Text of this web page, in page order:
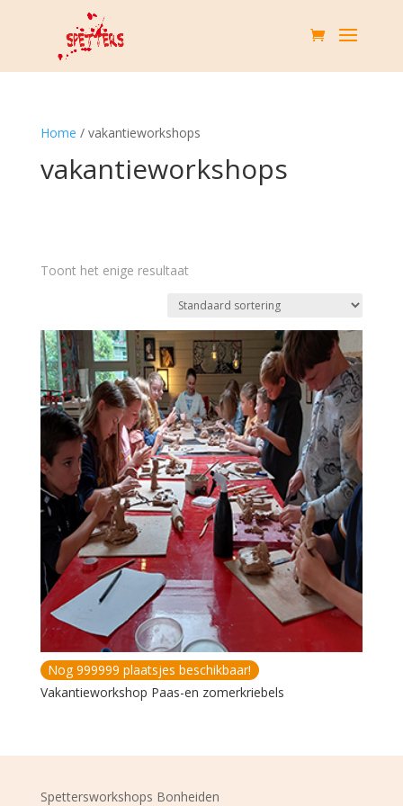
Home / vakantieworkshops
vakantieworkshops
Toont het enige resultaat
Nog 999999 plaatsjes beschikbaar!
Vakantieworkshop Paas-en zomerkriebels
Spettersworkshops Bonheiden